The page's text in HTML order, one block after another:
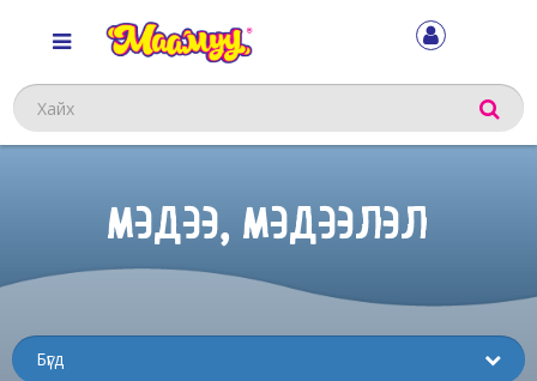
Хайх
МЭДЭЭ, МЭДЭЭЛЭЛ